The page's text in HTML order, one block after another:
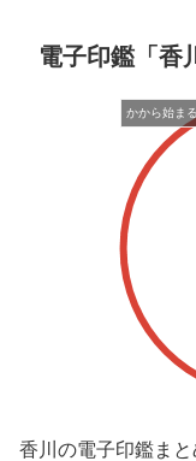
電子印鑑「香
かから始ま
香川の電子印鑑ま